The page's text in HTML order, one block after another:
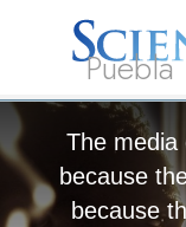
Puebla
L. Ronald
¿Qué es
The media
because
because